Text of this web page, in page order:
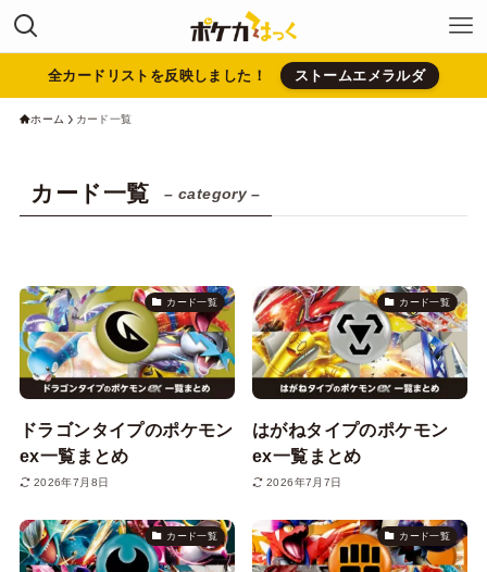
全カードリストを反映しました！ ストームエメラルダ
ホーム カード一覧
カード一覧 – category –
カード一覧
ドラゴンタイプのポケモン
ex一覧まとめ
2026年7月8日
カード一覧
はがねタイプのポケモン
ex一覧まとめ
2026年7月7日
カード一覧 カード一覧